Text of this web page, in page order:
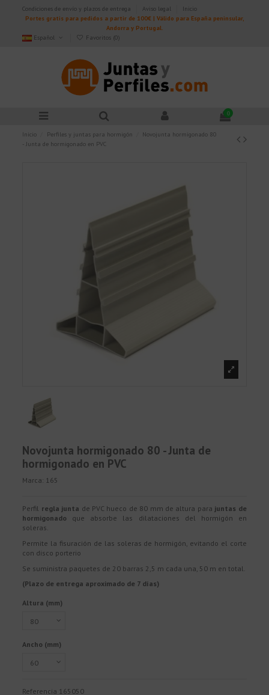
Condiciones de envío y plazos de entrega Aviso legal
Inicio
Portes gratis para pedidos a partir de 100€ | Válido para España peninsular,
Andorra y Portugal.
Español
Favoritos (0)
0
Inicio Perfiles y juntas para hormigón
Novojunta hormigonado 80
- Junta de hormigonado en PVC
Novojunta hormigonado 80 - Junta de
hormigonado en PVC
Marca: 165
Perfil regla junta de PVC hueco de 80 mm de altura para juntas de
hormigonado que absorbe las dilataciones del hormigón en
soleras.
Permite la fisuración de las soleras de hormigón, evitando el corte
con disco porterio
Se suministra paquetes de 20 barras 2,5 m cada una, 50 m en total.
(Plazo de entrega aproximado de 7 días)
Altura (mm)
Ancho (mm)
Referencia 165050